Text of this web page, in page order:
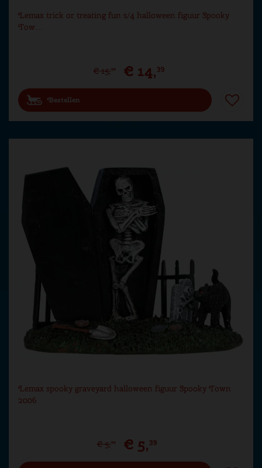
Lemax trick or treating fun s/4 halloween figuur Spooky
Tow…
€ 15,99 € 14,39
Bestellen
Lemax spooky graveyard halloween figuur Spooky Town
2006
€ 5,99 € 5,39